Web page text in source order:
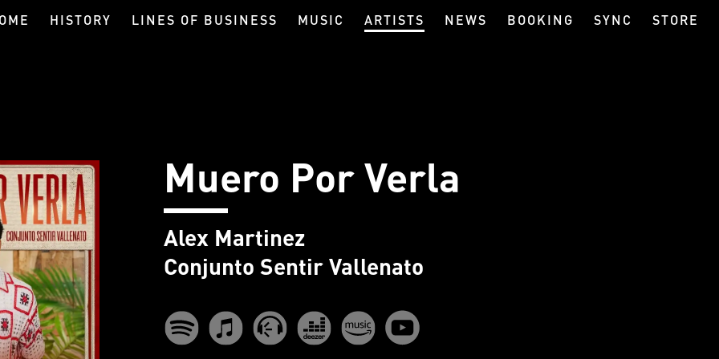
HISTORY LINES OF BUSINESS MUSIC ARTISTS NEWS BOOKING SYNC STORE
Muero Por Verla
Alex Martinez
Conjunto Sentir Vallenato